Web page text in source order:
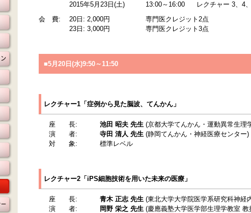
2015年5月23日(土)
13:00～16:00
レクチャー 3、4
会 費:
20日: 2,000円
専門医クレジット2点
23日: 3,000円
専門医クレジット3点
■5月20日(水)9:50～11:50
レクチャー1「症例から見た脳波、てんかん」
座 長: 池田 昭夫 先生(京都大学てんかん・運動異常生理
演 者:
寺田 清人 先生(静岡てんかん・神経医療センター)
対 象:
標準レベル
レクチャー2「iPS細胞技術を用いた未来の医療」
座 長: 青木 正志 先生(東北大学大学院医学系研究科神経
演 者:
岡野 栄之 先生(慶應義塾大学医学部生理学教室 教